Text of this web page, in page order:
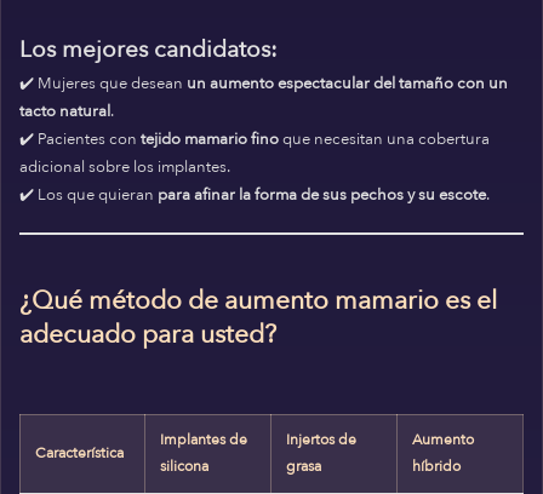
Los mejores candidatos:
✔️ Mujeres que desean un aumento espectacular del tamaño con un
tacto natural.
✔️ Pacientes con tejido mamario finoque necesitan una cobertura
adicional sobre los implantes.
✔️ Los que quieran para afinar la forma de sus pechos y su escote.
¿Qué método de aumento mamario es el
adecuado para usted?
Característica
Implantes de
silicona
Injertos de
grasa
Aumento
híbrido